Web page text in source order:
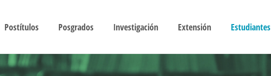
Postítulos Posgrados Investigación Extensión Estudiantes